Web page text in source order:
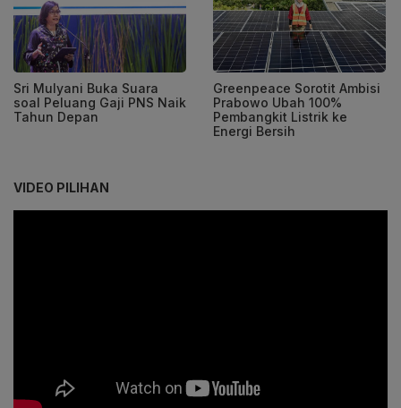
Sri Mulyani Buka Suara
soal Peluang Gaji PNS Naik
Tahun Depan
Greenpeace Sorotit Ambisi
Prabowo Ubah 100%
Pembangkit Listrik ke
Energi Bersih
VIDEO PILIHAN